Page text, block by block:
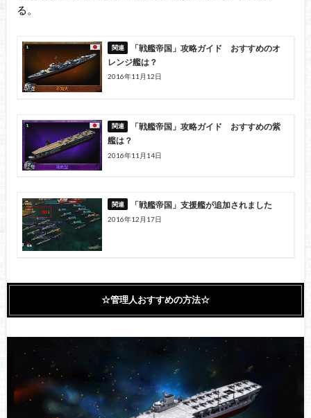
る。
「戦艦帝国」攻略ガイド おすすめのオ
レンジ艦は？
2016年11月12日
「戦艦帝国」攻略ガイド おすすめの紫
艦は？
2016年11月14日
「戦艦帝国」支援艦が追加されました
2016年12月17日
☆管理人おすすめの方法☆